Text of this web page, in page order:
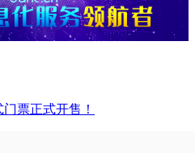
票正式开售！